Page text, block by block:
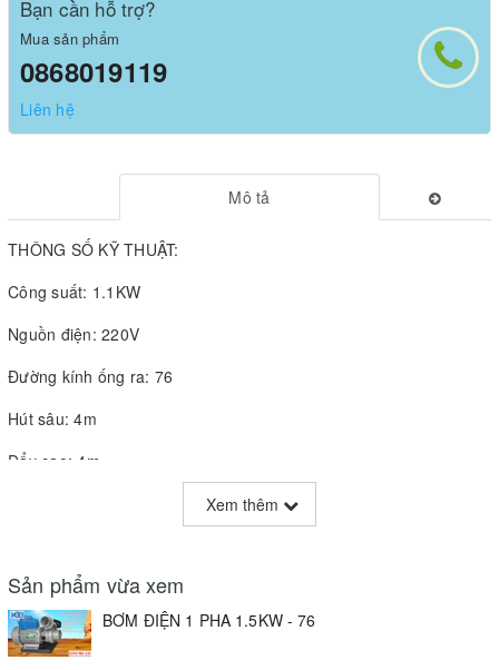
Bạn cần hỗ trợ?
Mua sản phẩm
0868019119
Liên hệ
Mô tả
THÔNG SỐ KỸ THUẬT:
Công suất: 1.1KW
Nguồn điện: 220V
Đường kính ống ra: 76
Hút sâu: 4m
Đẩy cao: 4m
Lưu lượng nước: 120lít/ phút
Thông Tin Liên Hệ:
Xem thêm
Sản phẩm vừa xem
BƠM ĐIỆN 1 PHA 1.5KW - 76